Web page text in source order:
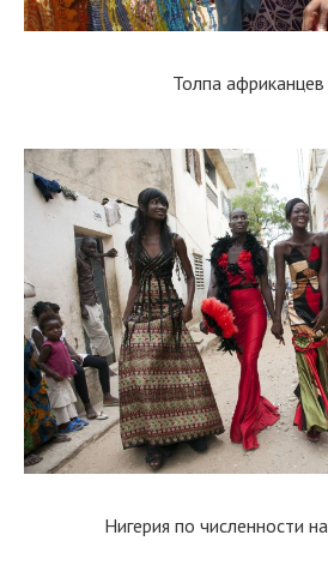
Толпа африканцев
Нигерия по численности